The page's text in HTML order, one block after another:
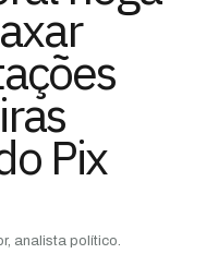
Pix
analista político.